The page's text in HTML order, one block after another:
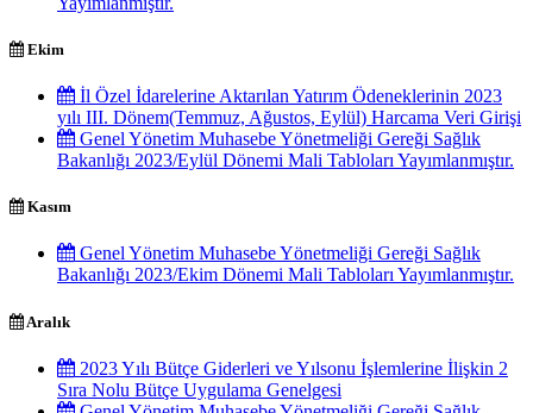
Ekim
İl Özel İdarelerine Aktarılan Yatırım Ödeneklerinin 2023
yılı III. Dönem(Temmuz, Ağustos, Eylül) Harcama Veri Girişi
Genel Yönetim Muhasebe Yönetmeliği Gereği Sağlık
Bakanlığı 2023/Eylül Dönemi Mali Tabloları Yayımlanmıştır.
Kasım
Genel Yönetim Muhasebe Yönetmeliği Gereği Sağlık
Bakanlığı 2023/Ekim Dönemi Mali Tabloları Yayımlanmıştır.
Aralık
2023 Yılı Bütçe Giderleri ve Yılsonu İşlemlerine İlişkin 2
Sıra Nolu Bütçe Uygulama Genelgesi